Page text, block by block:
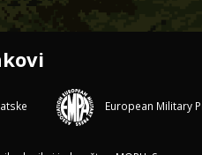
European Military